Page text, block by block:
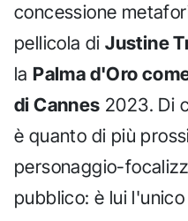
concessione
pellicola diJustine
la Palma d'Oro
di Cannes 2023. Di
è quanto di più
personaggio-
pubblico: è lui